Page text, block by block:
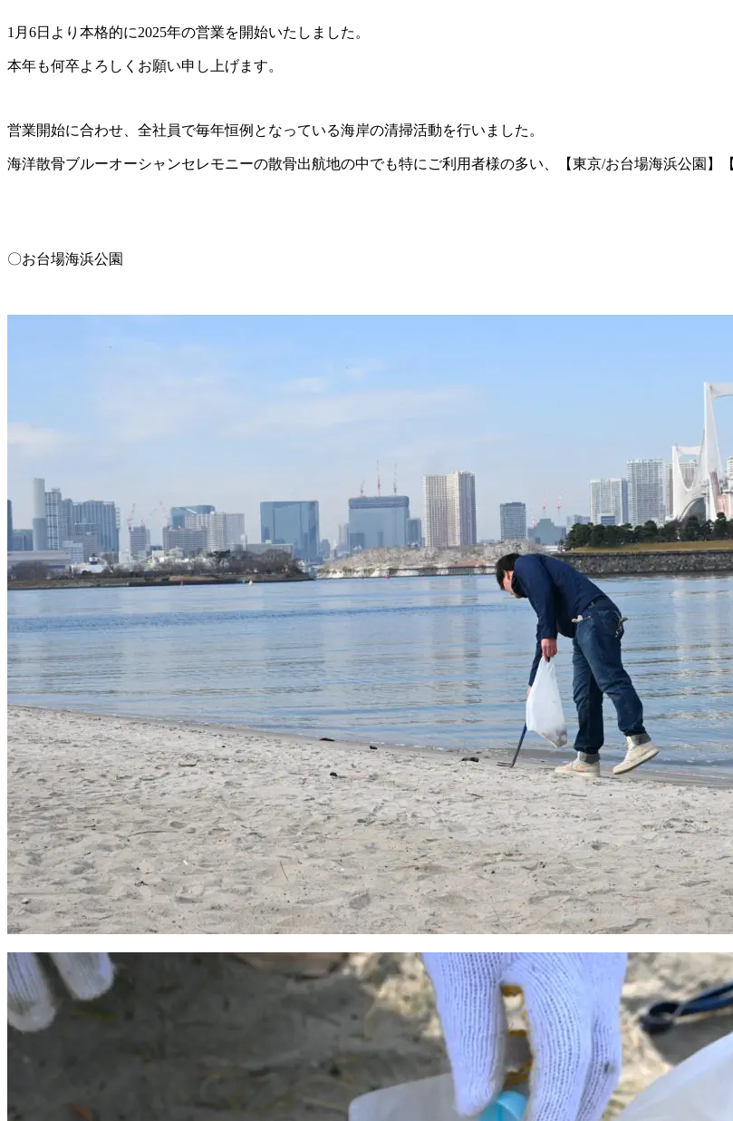
1月6日より本格的に2025年の営業を開始いたしました。
本年も何卒よろしくお願い申し上げます。
営業開始に合わせ、全社員で毎年恒例となっている海岸の清掃活動を行いました。
海洋散骨ブルーオーシャンセレモニーの散骨出航地の中でも特にご利用者様の多い、【東京/お台場海浜公園】
〇お台場海浜公園